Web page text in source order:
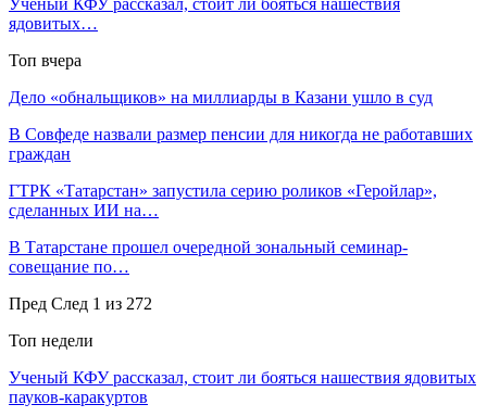
ядовитых…
Топ вчера
Дело «обнальщиков» на миллиарды в Казани ушло в суд
В Совфеде назвали размер пенсии для никогда не работавших
граждан
ГТРК «Татарстан» запустила серию роликов «Геройлар»,
сделанных ИИ на…
В Татарстане прошел очередной зональный семинар-
совещание по…
Пред След 1 из 272
Топ недели
Ученый КФУ рассказал, стоит ли бояться нашествия ядовитых
пауков-каракуртов